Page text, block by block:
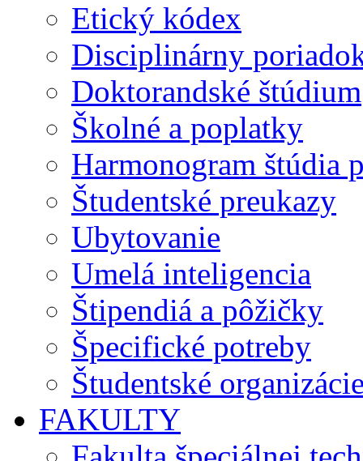
Etický kódex
Disciplinárny
Doktorandské štúdium
Školné a poplatky
Harmonogram štúdia
Študentské preukazy
Ubytovanie
Umelá inteligencia
Štipendiá a pôžičky
Špecifické potreby
Študentské
FAKULTY